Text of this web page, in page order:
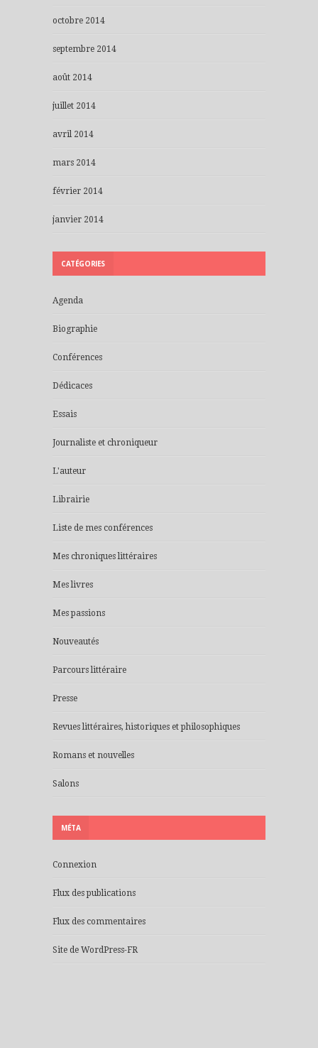
octobre 2014
septembre 2014
août 2014
juillet 2014
avril 2014
mars 2014
février 2014
janvier 2014
CATÉGORIES
Agenda
Biographie
Conférences
Dédicaces
Essais
Journaliste et chroniqueur
L'auteur
Librairie
Liste de mes conférences
Mes chroniques littéraires
Mes livres
Mes passions
Nouveautés
Parcours littéraire
Presse
Revues littéraires, historiques et philosophiques
Romans et nouvelles
Salons
MÉTA
Connexion
Flux des publications
Flux des commentaires
Site de WordPress-FR